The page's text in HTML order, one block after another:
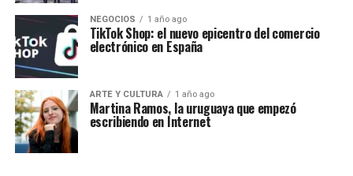
NEGOCIOS 1 año ago
TikTok Shop: el nuevo epicentro del comercio
electrónico en España
ARTE Y CULTURA 1 año ago
Martina Ramos, la uruguaya que empezó
escribiendo en Internet